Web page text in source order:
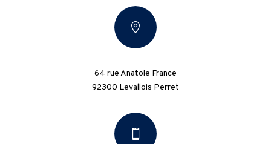

64 rue Anatole France
92300 Levallois Perret
